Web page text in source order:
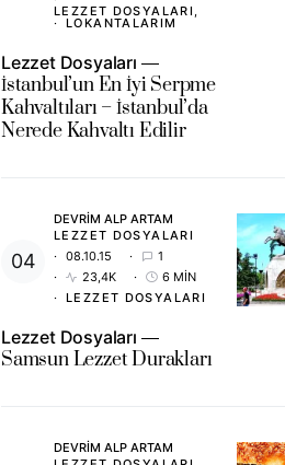
LEZZET DOSYALARI
LOKANTALARIM
Lezzet Dosyaları
İstanbul’un En İyi Serpme
Kahvaltıları – İstanbul’da
Nerede Kahvaltı Edilir
DEVRIM ALP ARTAM
LEZZET DOSYALARI
08.10.15
1
23,4K
6 MIN
LEZZET DOSYALARI
Lezzet Dosyaları
Samsun Lezzet Durakları
DEVRIM ALP ARTAM